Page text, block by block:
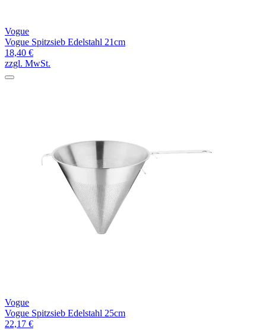
Vogue
Vogue Spitzsieb Edelstahl 21cm
18,40 €
zzgl. MwSt.
Vogue
Vogue Spitzsieb Edelstahl 25cm
22,17 €